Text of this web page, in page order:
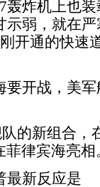
轰炸机上也
示弱，就在
开通的快速
要开战，美
的新组合，
菲律宾海亮相
最新反应是